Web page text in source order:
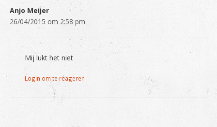
Anjo Meijer
26/04/2015 om 2:58 pm
Mij lukt het niet
Login om te reageren